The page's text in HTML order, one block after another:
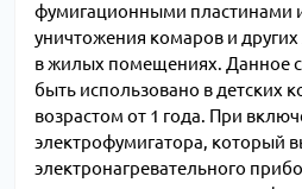
фумигационными пластинами
уничтожения комаров и
в жилых помещениях. Данное
быть использовано в детских
возрастом от 1 года. При
электрофумигатора, который
электронагревательного